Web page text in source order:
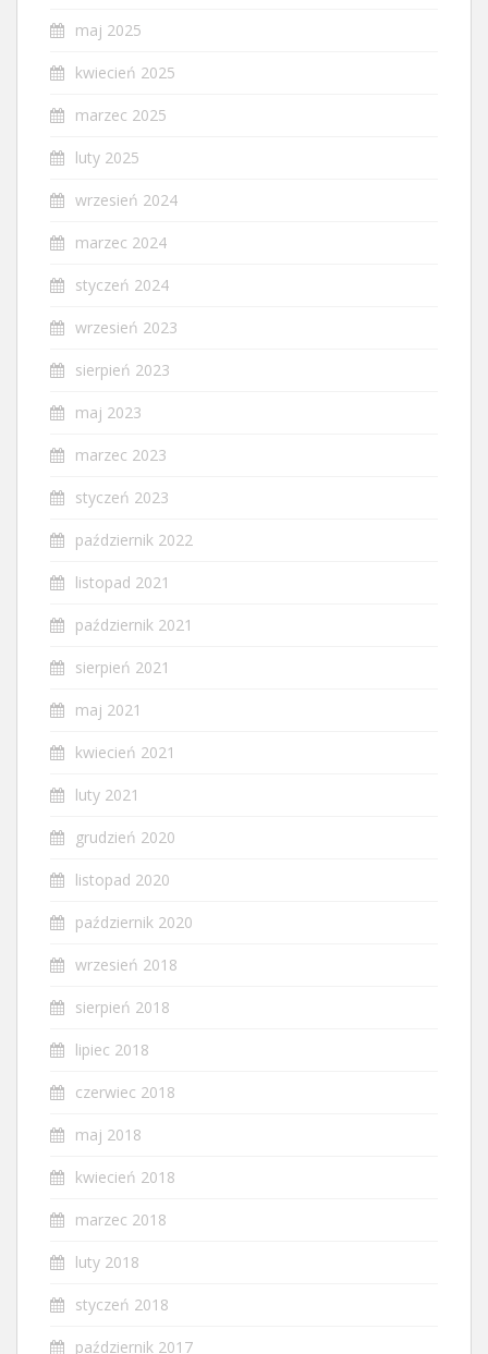
maj 2025
kwiecień 2025
marzec 2025
luty 2025
wrzesień 2024
marzec 2024
styczeń 2024
wrzesień 2023
sierpień 2023
maj 2023
marzec 2023
styczeń 2023
październik 2022
listopad 2021
październik 2021
sierpień 2021
maj 2021
kwiecień 2021
luty 2021
grudzień 2020
listopad 2020
październik 2020
wrzesień 2018
sierpień 2018
lipiec 2018
czerwiec 2018
maj 2018
kwiecień 2018
marzec 2018
luty 2018
styczeń 2018
październik 2017